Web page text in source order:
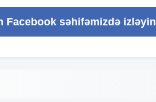
Facebook səhifəmizdə izləyin